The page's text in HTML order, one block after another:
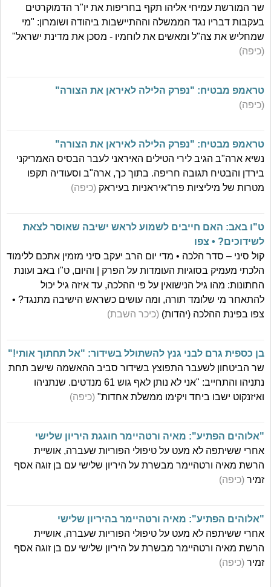
שר המורשת עמיחי אליהו תקף בחריפות את יו"ר הדמוקרטים
בעקבות דבריו נגד הממשלה וההתיישבות ביהודה ושומרון: "מי
שמחליש את צה"ל ומאשים את לוחמיו - מסכן את מדינת ישראל"
(כיפה)
טראמפ מבטיח: "נפרק הלילה לאיראן את הצורה"
(כיפה)
טראמפ מבטיח: "נפרק הלילה לאיראן את הצורה"
נשיא ארה"ב הגיב לירי הטילים האיראני לעבר הבסיס האמריקני
בירדן והבטיח תגובה חריפה. בתוך כך, ארה"ב וסעודיה תקפו
מטרות של מיליציות פרו־איראניות בעיראק (כיפה)
ט"ו באב: האם חייבים לשמוע לראש ישיבה שאוסר לצאת
לשידוכים? • צפו
קול סיני – סדר הלכה • מדי יום הרב יעקב סיני מזמין אתכם ללימוד
הלכתי מעמיק בסוגיות העומדות על הפרק | והיום, ט"ו באב ועונת
החתונות: מהו גיל הנישואין על פי ההלכה, עד איזה גיל יכול
להתאחר מי שלומד תורה, ומה עושים כשראש הישיבה מתנגד? •
צפו בפינת ההלכה (יהדות) (כיכר השבת)
בן כספית גרם לבני גנץ להשתולל בשידור: "אל תחתוך אותי!"
שר הביטחון לשעבר התפוצץ בשידור סביב ההאשמה שישב תחת
נתניהו והתחייב: "אני לא נותן לאף גוש 61 מנדטים. שנתניהו
ואיזנקוט ישבו ביחד ויקימו ממשלת אחדות" (כיפה)
"אלוהים הפתיע": מאיה ורטהיימר חוגגת היריון שלישי
אחרי ששיתפה לא מעט על טיפולי הפוריות שעברה, אושיית
הרשת מאיה ורטהיימר מבשרת על היריון שלישי עם בן זוגה אסף
זמיר (כיפה)
"אלוהים הפתיע": מאיה ורטהיימר בהיריון שלישי
אחרי ששיתפה לא מעט על טיפולי הפוריות שעברה, אושיית
הרשת מאיה ורטהיימר מבשרת על היריון שלישי עם בן זוגה אסף
זמיר (כיפה)